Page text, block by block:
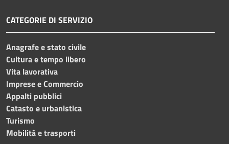
CATEGORIE DI SERVIZIO
Anagrafe e stato civile
Cultura e tempo libero
Vita lavorativa
Imprese e Commercio
Appalti pubblici
Catasto e urbanistica
Turismo
Mobilità e trasporti